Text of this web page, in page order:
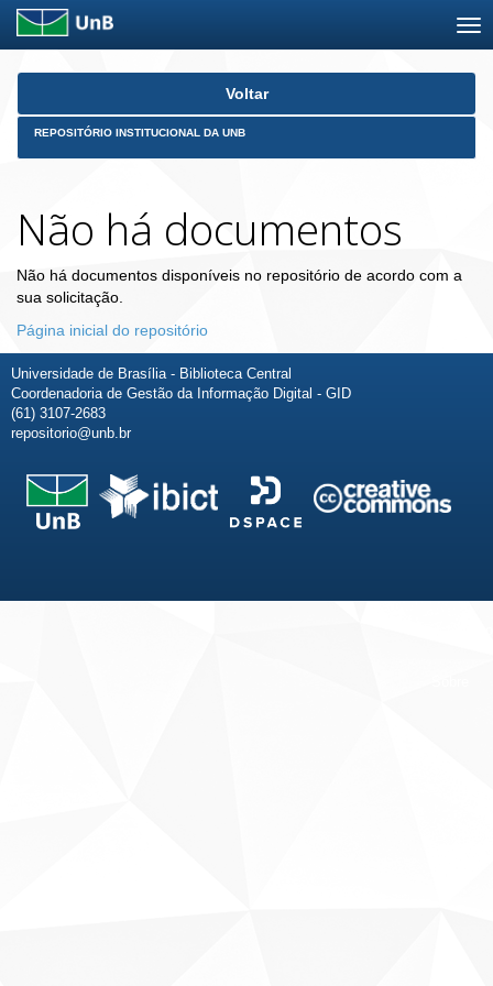
Skip
Voltar
REPOSITÓRIO INSTITUCIONAL DA UNB
Não há documentos
Não há documentos disponíveis no repositório de acordo com a
sua solicitação.
Página inicial do repositório
Universidade de Brasília - Biblioteca Central
Coordenadoria de Gestão da Informação Digital - GID
(61) 3107-2683
repositorio@unb.br